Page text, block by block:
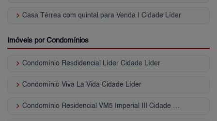
keyboard_arrow_right Casa Térrea com quintal para Venda | Cidade Líder
Imóveis por Condomínios
keyboard_arrow_right Condomínio Resdidencial Líder Cidade Líder
keyboard_arrow_right Condomínio Viva La Vida Cidade Líder
keyboard_arrow_right Condomínio Residencial VM5 Imperial III Cidade Líder